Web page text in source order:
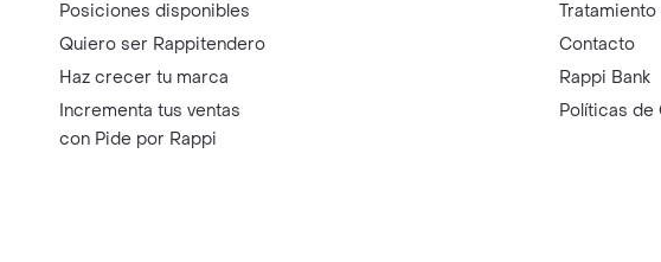
Posiciones disponibles
Quiero ser Rappitendero
Haz crecer tu marca
Incrementa tus ventas
con Pide por Rappi
Contacto
Rappi Bank
Políticas de